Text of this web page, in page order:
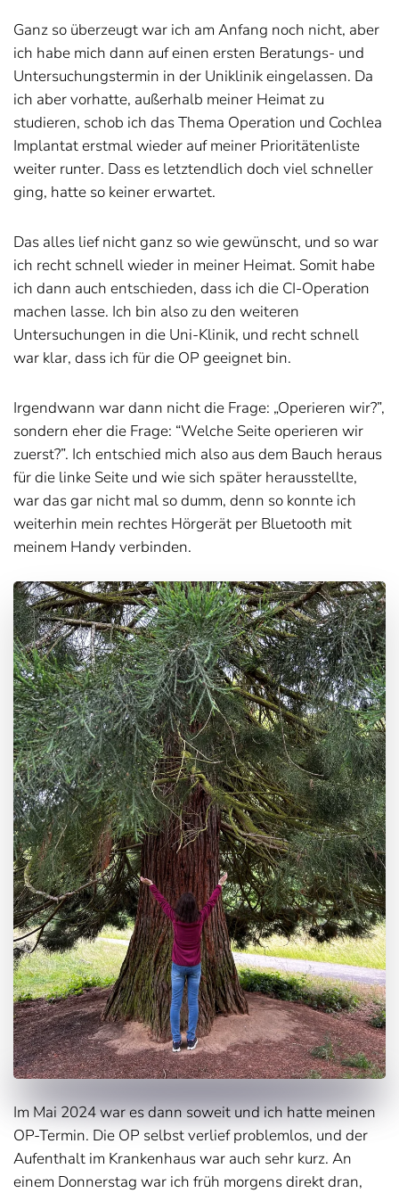
Ganz so überzeugt war ich am Anfang noch nicht, aber
ich habe mich dann auf einen ersten Beratungs- und
Untersuchungstermin in der Uniklinik eingelassen. Da
ich aber vorhatte, außerhalb meiner Heimat zu
studieren, schob ich das Thema Operation und Cochlea
Implantat erstmal wieder auf meiner Prioritätenliste
weiter runter. Dass es letztendlich doch viel schneller
ging, hatte so keiner erwartet.
Das alles lief nicht ganz so wie gewünscht, und so war
ich recht schnell wieder in meiner Heimat. Somit habe
ich dann auch entschieden, dass ich die CI-Operation
machen lasse. Ich bin also zu den weiteren
Untersuchungen in die Uni-Klinik, und recht schnell
war klar, dass ich für die OP geeignet bin.
Irgendwann war dann nicht die Frage: „Operieren wir?”,
sondern eher die Frage: “Welche Seite operieren wir
zuerst?”. Ich entschied mich also aus dem Bauch heraus
für die linke Seite und wie sich später herausstellte,
war das gar nicht mal so dumm, denn so konnte ich
weiterhin mein rechtes Hörgerät per Bluetooth mit
meinem Handy verbinden.
Im Mai 2024 war es dann soweit und ich hatte meinen
OP-Termin. Die OP selbst verlief problemlos, und der
Aufenthalt im Krankenhaus war auch sehr kurz. An
einem Donnerstag war ich früh morgens direkt dran,